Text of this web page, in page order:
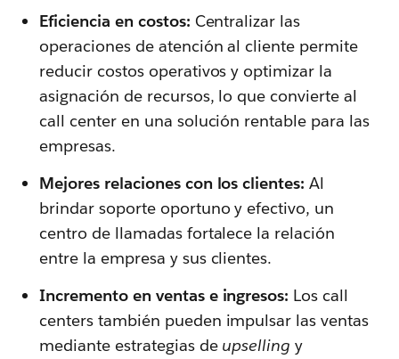
Eficiencia en costos: Centralizar las
operaciones de atención al cliente permite
reducir costos operativos y optimizar la
asignación de recursos, lo que convierte al
call center en una solución rentable para las
empresas.
Mejores relaciones con los clientes: Al
brindar soporte oportuno y efectivo, un
centro de llamadas fortalece la relación
entre la empresa y sus clientes.
Incremento en ventas e ingresos: Los call
centers también pueden impulsar las ventas
mediante estrategias de upsellingy